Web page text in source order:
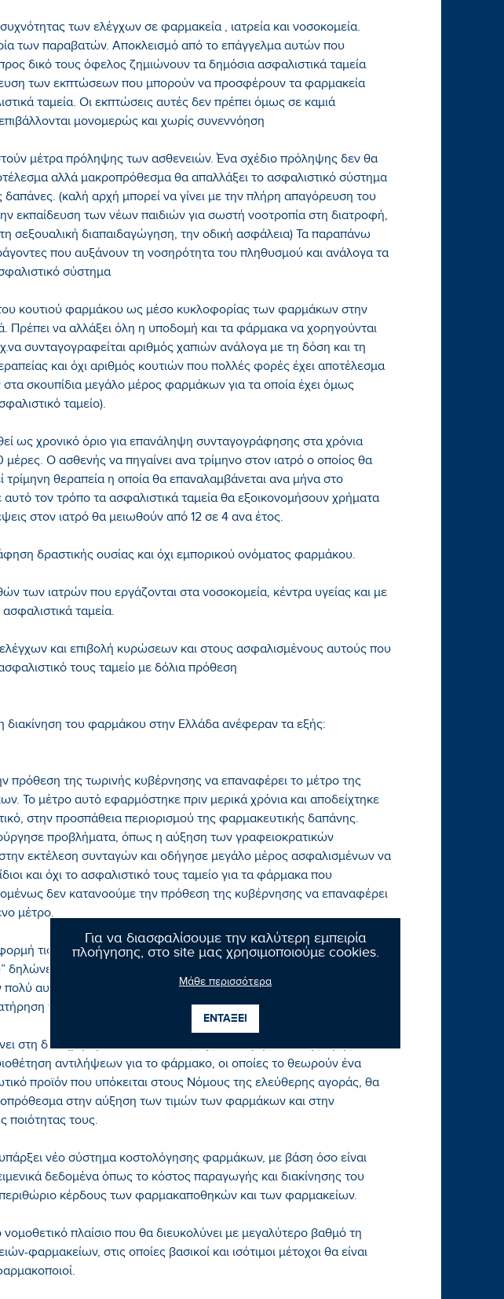
Για να διασφαλίσουμε την καλύτερη εμπειρία
πλοήγησης, στο site μας χρησιμοποιούμε cookies.
Μάθε περισσότερα
ΕΝΤΑΞΕΙ
των ελέγχων σε φαρμακεία , ιατρεία και νοσοκομεία.
των παραβατών. Αποκλεισμό από το επάγγελμα αυτών που
δικό τους όφελος ζημιώνουν τα δημόσια ασφαλιστικά ταμεία
των εκπτώσεων που μπορούν να προσφέρουν τα φαρμακεία
ταμεία. Οι εκπτώσεις αυτές δεν πρέπει όμως σε καμιά
μονομερώς και χωρίς συνεννόηση
μέτρα πρόληψης των ασθενειών. Ένα σχέδιο πρόληψης δεν θα
αλλά μακροπρόθεσμα θα απαλλάξει το ασφαλιστικό σύστημα
(καλή αρχή μπορεί να γίνει με την πλήρη απαγόρευση του
εκπαίδευση των νέων παιδιών για σωστή νοοτροπία στη διατροφή,
σεξουαλική διαπαιδαγώγηση, την οδική ασφάλεια) Τα παραπάνω
που αυξάνουν τη νοσηρότητα του πληθυσμού και ανάλογα τα
σύστημα
κουτιού φαρμάκου ως μέσο κυκλοφορίας των φαρμάκων στην
Πρέπει να αλλάξει όλη η υποδομή και τα φάρμακα να χορηγούνται
συνταγογραφείται αριθμός χαπιών ανάλογα με τη δόση και τη
και όχι αριθμός κουτιών που πολλές φορές έχει αποτέλεσμα
σκουπίδια μεγάλο μέρος φαρμάκων για τα οποία έχει όμως
ταμείο).
ως χρονικό όριο για επανάληψη συνταγογράφησης στα χρόνια
μέρες. Ο ασθενής να πηγαίνει ανα τρίμηνο στον ιατρό ο οποίος θα
τρίμηνη θεραπεία η οποία θα επαναλαμβάνεται ανα μήνα στο
τον τρόπο τα ασφαλιστικά ταμεία θα εξοικονομήσουν χρήματα
στον ιατρό θα μειωθούν από 12 σε 4 ανα έτος.
δραστικής ουσίας και όχι εμπορικού ονόματος φαρμάκου.
των ιατρών που εργάζονται στα νοσοκομεία, κέντρα υγείας και με
ταμεία.
ελέγχων και επιβολή κυρώσεων και στους ασφαλισμένους αυτούς που
τους ταμείο με δόλια πρόθεση
του φαρμάκου στην Ελλάδα ανέφεραν τα εξής:
πρόθεση της τωρινής κυβέρνησης να επαναφέρει το μέτρο της
Το μέτρο αυτό εφαρμόστηκε πριν μερικά χρόνια και αποδείχτηκε
στην προσπάθεια περιορισμού της φαρμακευτικής δαπάνης.
προβλήματα, όπως η αύξηση των γραφειοκρατικών
εκτέλεση συνταγών και οδήγησε μεγάλο μέρος ασφαλισμένων να
και όχι το ασφαλιστικό τους ταμείο για τα φάρμακα που
δεν κατανοούμε την πρόθεση της κυβέρνησης να επαναφέρει
μέτρο.
τις φήμες περί “ανοίγματος του κλειστού επαγγέλματος του
ότι το επάγγελμα ποτέ δεν ήταν κλειστό. Ο ΦΣΗ επιθυμεί τη
αυστηρών προϋποθέσεων για το άνοιγμα νέου φαρμακείου και
του υπάρχοντος ιδιοκτησιακού καθεστώτος
στη διατήρηση του καθεστώτος της σταθερής λιανικής τιμής του
αντιλήψεων για το φάρμακο, οι οποίες το θεωρούν ένα
προϊόν που υπόκειται στους Νόμους της ελεύθερης αγοράς, θα
στην αύξηση των τιμών των φαρμάκων και στην
ποιότητας τους.
νέο σύστημα κοστολόγησης φαρμάκων, με βάση όσο είναι
δεδομένα όπως το κόστος παραγωγής και διακίνησης του
κέρδους των φαρμακαποθηκών και των φαρμακείων.
πλαίσιο που θα διευκολύνει με μεγαλύτερο βαθμό τη
φαρμακείων, στις οποίες βασικοί και ισότιμοι μέτοχοι θα είναι